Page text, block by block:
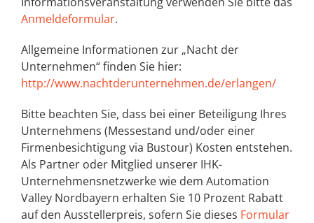
Anmeldeformular.
Allgemeine Informationen zur „Nacht der
Unternehmen“ finden Sie hier:
http://www.nachtderunternehmen.de/erlangen/
Bitte beachten Sie, dass bei einer Beteiligung Ihres
Unternehmens (Messestand und/oder einer
Firmenbesichtigung via Bustour) Kosten entstehen.
Als Partner oder Mitglied unserer IHK-
Unternehmensnetzwerke wie dem Automation
Valley Nordbayern erhalten Sie 10 Prozent Rabatt
auf den Ausstellerpreis, sofern Sie dieses Formular